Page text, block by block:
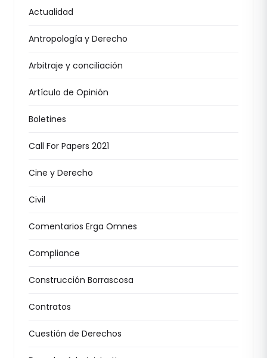
Actualidad
Antropología y Derecho
Arbitraje y conciliación
Artículo de Opinión
Boletines
Call For Papers 2021
Cine y Derecho
Civil
Comentarios Erga Omnes
Compliance
Construcción Borrascosa
Contratos
Cuestión de Derechos